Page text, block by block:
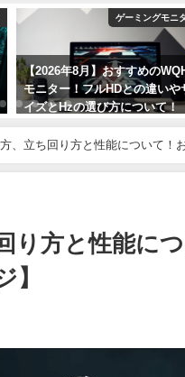
ゲーミングモニ
【2026年8月】おすすめの
モニター！フルHDとの違いや
イズとHzの選び方について！
、立ち回り方と性能について！
り方と性能に
】